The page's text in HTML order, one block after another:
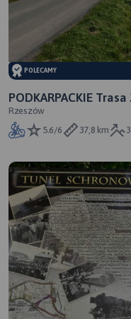
POLECAMY
PODKARPACKIE
Rzeszów
5.6/6
37,8 km